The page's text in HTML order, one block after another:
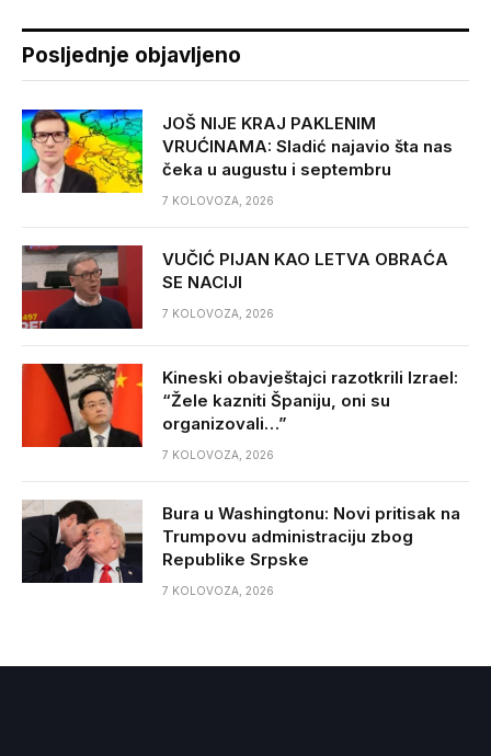
Posljednje objavljeno
JOŠ NIJE KRAJ PAKLENIM
VRUĆINAMA: Sladić najavio šta nas
čeka u augustu i septembru
7 KOLOVOZA, 2026
VUČIĆ PIJAN KAO LETVA OBRAĆA
SE NACIJI
7 KOLOVOZA, 2026
Kineski obavještajci razotkrili Izrael:
“Žele kazniti Španiju, oni su
organizovali…”
7 KOLOVOZA, 2026
Bura u Washingtonu: Novi pritisak na
Trumpovu administraciju zbog
Republike Srpske
7 KOLOVOZA, 2026